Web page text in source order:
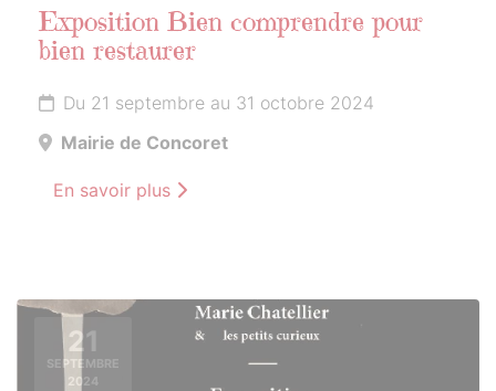
Exposition Bien comprendre pour
bien restaurer
Du 21 septembre au 31 octobre 2024
Mairie de Concoret
En savoir plus
21
SEPTEMBRE
2024